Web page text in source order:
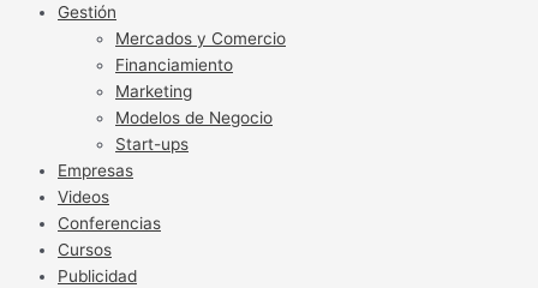
Gestión
Mercados y Comercio
Financiamiento
Marketing
Modelos de Negocio
Start-ups
Empresas
Videos
Conferencias
Cursos
Publicidad